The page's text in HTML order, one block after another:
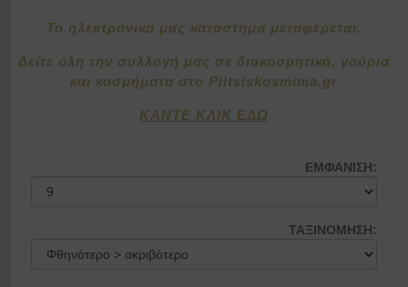
Το ηλεκτρονικό μας κατάστημα μεταφέρεται.
Δείτε όλη την συλλογή μας σε διακοσμητικά, γούρια
και κοσμήματα στο Piltsiskosmima.gr
ΚΑΝΤΕ ΚΛΙΚ ΕΔΩ
ΕΜΦΑΝΙΣΗ:
ΤΑΞΙΝΟΜΗΣΗ: